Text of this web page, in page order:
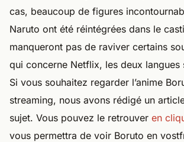
cas, beaucoup de figures
Naruto ont été réintégrées dans le
manqueront pas de raviver certains
qui concerne Netflix, les deux langues
Si vous souhaitez regarder l’anime
streaming, nous avons rédigé un
sujet. Vous pouvez le retrouver en
vous permettra de voir Boruto en